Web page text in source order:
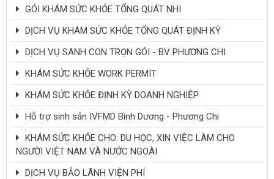
GÓI KHÁM SỨC KHỎE TỔNG QUÁT NHI
DỊCH VỤ KHÁM SỨC KHỎE TỔNG QUÁT ĐỊNH KỲ
DỊCH VỤ SANH CON TRỌN GÓI - BV PHƯƠNG CHI
KHÁM SỨC KHỎE WORK PERMIT
KHÁM SỨC KHỎE ĐỊNH KỲ DOANH NGHIỆP
Hỗ trợ sinh sản IVFMD Bình Dương - Phương Chi
KHÁM SỨC KHỎE CHO: DU HỌC, XIN VIỆC LÀM CHO
NGƯỜI VIỆT NAM VÀ NƯỚC NGOÀI
DỊCH VỤ BẢO LÃNH VIỆN PHÍ